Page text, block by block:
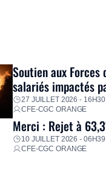
Soutien aux
salariés impactés
27 JUILLET 2026 - 16H30
CFE-CGC ORANGE
Merci : Rejet à
10 JUILLET 2026 - 06H39
CFE-CGC ORANGE